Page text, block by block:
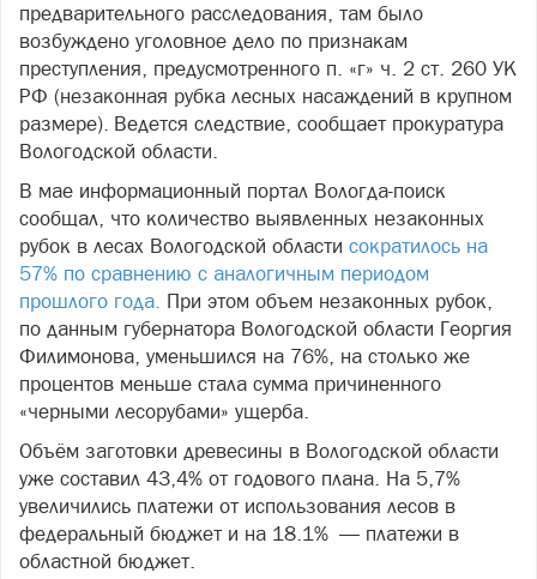
предварительного расследования, там было
возбуждено уголовное дело по признакам
преступления, предусмотренного п. «г» ч. 2 ст. 260 УК
РФ (незаконная рубка лесных насаждений в крупном
размере). Ведется следствие, сообщает прокуратура
Вологодской области.
В мае информационный портал Вологда-поиск
сообщал, что количество выявленных незаконных
рубок в лесах Вологодской области сократилось на
57% по сравнению с аналогичным периодом
прошлого года. При этом объем незаконных рубок,
по данным губернатора Вологодской области Георгия
Филимонова, уменьшился на 76%, на столько же
процентов меньше стала сумма причиненного
«черными лесорубами» ущерба.
Объём заготовки древесины в Вологодской области
уже составил 43,4% от годового плана. На 5,7%
увеличились платежи от использования лесов в
федеральный бюджет и на 18.1% — платежи в
областной бюджет.